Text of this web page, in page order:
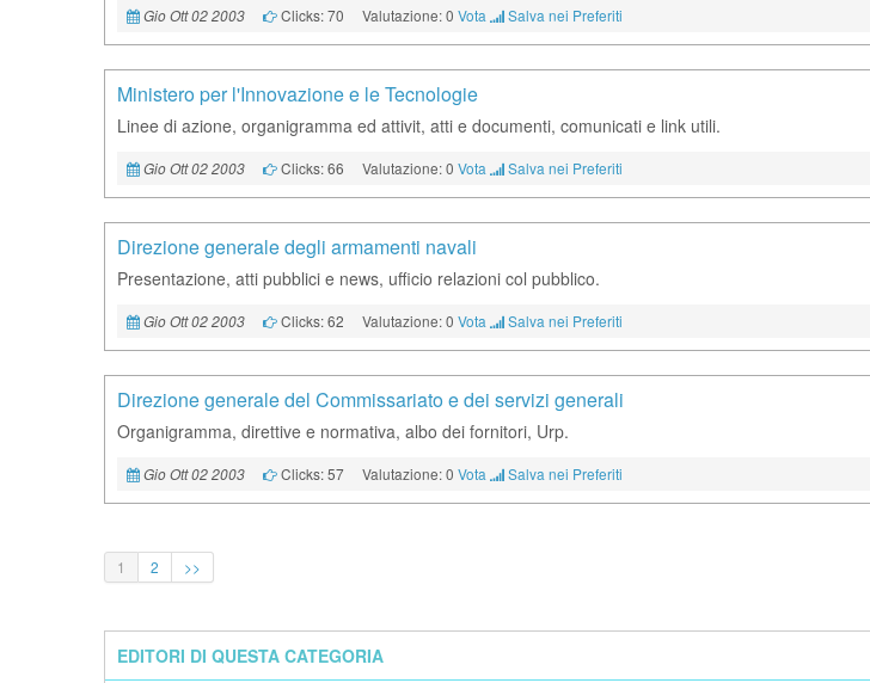
Gio Ott 02 2003 Clicks: 70 Valutazione: 0 Vota Salva nei Preferiti
Ministero per l'Innovazione e le Tecnologie
Linee di azione, organigramma ed attivit, atti e documenti, comunicati e link utili.
Gio Ott 02 2003 Clicks: 66 Valutazione: 0 Vota Salva nei Preferiti
Direzione generale degli armamenti navali
Presentazione, atti pubblici e news, ufficio relazioni col pubblico.
Gio Ott 02 2003 Clicks: 62 Valutazione: 0 Vota Salva nei Preferiti
Direzione generale del Commissariato e dei servizi generali
Organigramma, direttive e normativa, albo dei fornitori, Urp.
Gio Ott 02 2003 Clicks: 57 Valutazione: 0 Vota Salva nei Preferiti
1 2 >>
EDITORI DI QUESTA CATEGORIA